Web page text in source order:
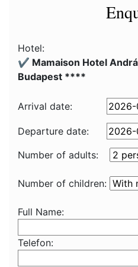
Hotel:
✔️ Mamaison Hotel
Budapest ****
Arrival date:
Departure date:
Number of adults:
Number of children:
Full Name:
Telefon: